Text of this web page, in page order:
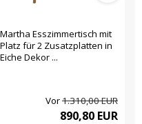
Martha Esszimmertisch mit
Platz für 2 Zusatzplatten in
Eiche Dekor ...
Vor1.310,00 EUR
890,80 EUR